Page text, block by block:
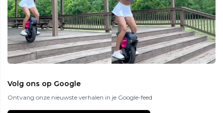
Volg ons op Google
Ontvang onze nieuwste verhalen in je Google-feed